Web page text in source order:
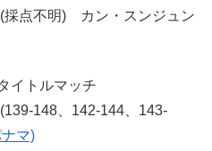
点不明) カン・スンジュン
イトルマッチ
148、142-144、143-
マ)